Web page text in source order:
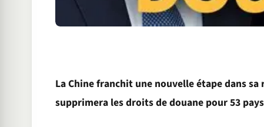
La Chine franchit une nouvelle étape dans
supprimera les droits de douane pour 53